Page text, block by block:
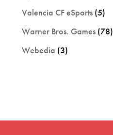
Valencia CF eSports(5)
Warner Bros. Games(78)
Webedia (3)